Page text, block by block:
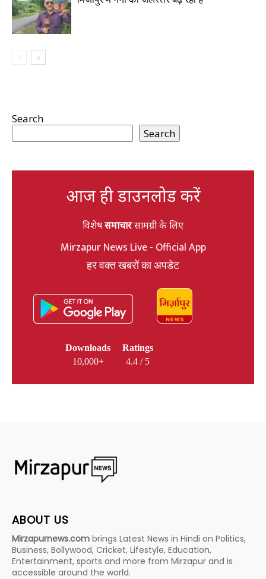
Search
Search
आज ही डाउनलोड करें
विशेषसमाचारसामग्री के लिए
Mirzapur News Live - Official App
हर वक्त खबरों का अपडेट
Downloads
10,000+
Ratings
4.4 / 5
ABOUT US
Mirzapurnews.com brings Latest News in Hindi on Politics,
Business, Bollywood, Cricket, Lifestyle, Education,
Entertainment, sports and more from Mirzapur and is
accessible around the world.